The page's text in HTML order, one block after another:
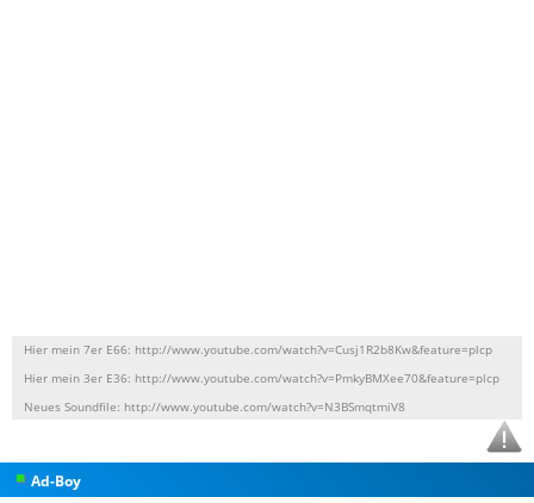
Hier mein 7er E66: http://www.youtube.com/watch?v=Cusj1R2b8Kw&feature=plcp
Hier mein 3er E36: http://www.youtube.com/watch?v=PmkyBMXee70&feature=plcp
Neues Soundfile: http://www.youtube.com/watch?v=N3BSmqtmiV8
Ad-Boy